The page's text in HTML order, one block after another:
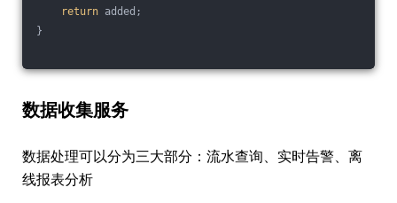
return added;
}
数据收集服务
数据处理可以分为三大部分：流水查询、实时告警、离
线报表分析